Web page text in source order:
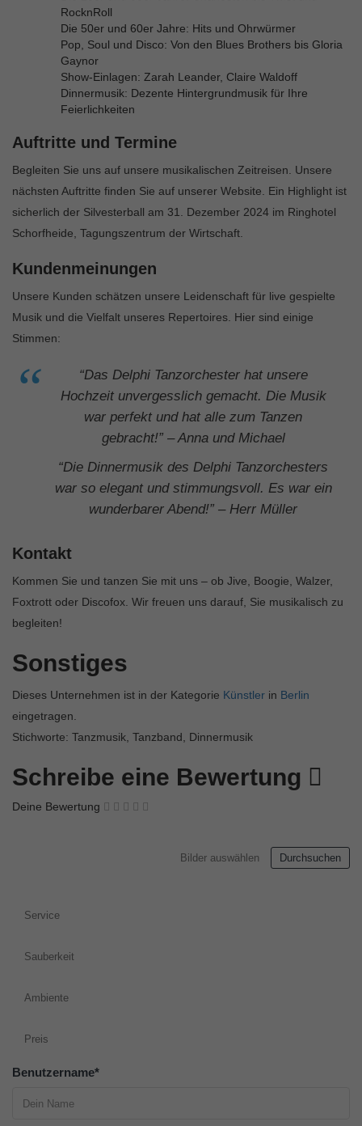
RocknRoll
Die 50er und 60er Jahre: Hits und Ohrwürmer
Pop, Soul und Disco: Von den Blues Brothers bis Gloria
Gaynor
Show-Einlagen: Zarah Leander, Claire Waldoff
Dinnermusik: Dezente Hintergrundmusik für Ihre
Feierlichkeiten
Auftritte und Termine
Begleiten Sie uns auf unsere musikalischen Zeitreisen. Unsere
nächsten Auftritte finden Sie auf unserer Website. Ein Highlight ist
sicherlich der Silvesterball am 31. Dezember 2024 im Ringhotel
Schorfheide, Tagungszentrum der Wirtschaft.
Kundenmeinungen
Unsere Kunden schätzen unsere Leidenschaft für live gespielte
Musik und die Vielfalt unseres Repertoires. Hier sind einige
Stimmen:
“Das Delphi Tanzorchester hat unsere
Hochzeit unvergesslich gemacht. Die Musik
war perfekt und hat alle zum Tanzen
gebracht!” – Anna und Michael
“Die Dinnermusik des Delphi Tanzorchesters
war so elegant und stimmungsvoll. Es war ein
wunderbarer Abend!” – Herr Müller
Kontakt
Kommen Sie und tanzen Sie mit uns – ob Jive, Boogie, Walzer,
Foxtrott oder Discofox. Wir freuen uns darauf, Sie musikalisch zu
begleiten!
Sonstiges
Dieses Unternehmen ist in der Kategorie Künstler in Berlin
eingetragen.
Stichworte: Tanzmusik, Tanzband, Dinnermusik
Schreibe eine Bewertung
Deine Bewertung
Bilder auswählen Durchsuchen
Service
Sauberkeit
Ambiente
Preis
Benutzername*